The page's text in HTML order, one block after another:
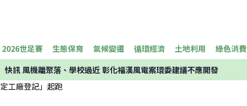
2026世足賽 生態保育 氣候變遷 循環經濟 土地利用 綠色消費
快訊風機離聚落、學校過近 彰化福漢風電案環委建議不應開發